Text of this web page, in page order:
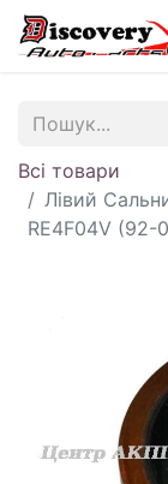
Всі товари
Лівий
RE4F04V (92-